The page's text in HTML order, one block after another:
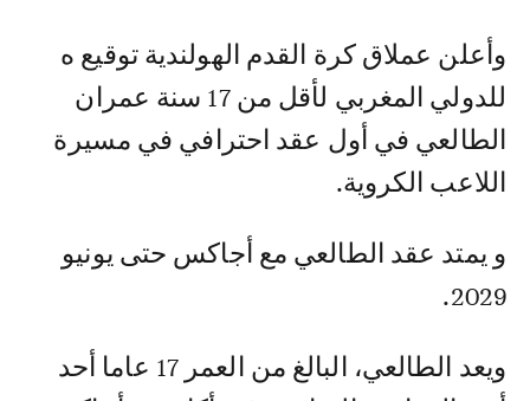
و أعلن عملاق كرة القدم الهولندية توقيع ه
للدولي المغربي لأقل من 17 سنة عمران
الطالعي في أول عقد احترافي في مسيرة
اللاعب الكروية.
و يمتد عقد الطالعي مع أجاكس حتى يونيو
2029.
ويعد الطالعي، البالغ من العمر 17 عاما أحد